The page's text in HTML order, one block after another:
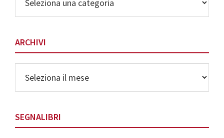
delle
Categorie
ARCHIVI
SEGNALIBRI